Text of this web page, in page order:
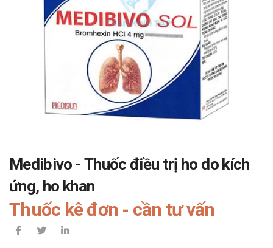
Medibivo - Thuốc điều trị ho do kích
ứng, ho khan
Thuốc kê đơn - cần tư vấn